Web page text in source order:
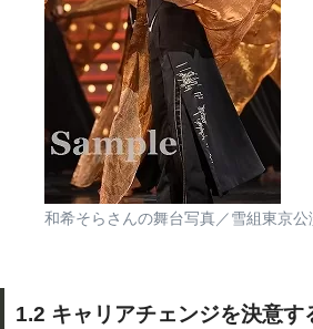
和希そらさんの舞台写真／雪組東京公
1.2 キャリアチェンジを決意す